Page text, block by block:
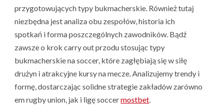
przygotowujących typy bukmacherskie. Również tutaj
niezbędna jest analiza obu zespołów, historia ich
spotkań i forma poszczególnych zawodników. Bądź
zawsze o krok carry out przodu stosując typy
bukmacherskie na soccer, które zagłębiają się w siłę
drużyn i atrakcyjne kursy na mecze. Analizujemy trendy i
formę, dostarczając solidne strategie zakładów zarówno
em rugby union, jak i ligę soccermostbet.